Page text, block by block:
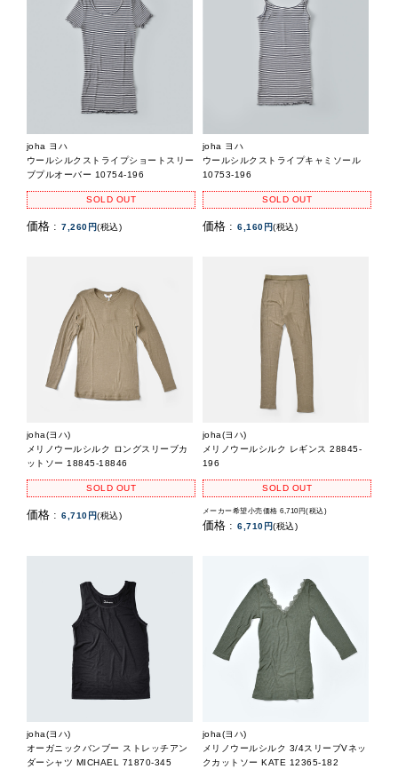
joha ヨハ
ウールシルクストライプショートスリー
ブプルオーバー 10754-196
SOLD OUT
価格 : 7,260円(税込)
joha ヨハ
ウールシルクストライプキャミソール
10753-196
SOLD OUT
価格 : 6,160円(税込)
joha(ヨハ)
メリノウールシルク ロングスリーブカ
ットソー 18845-18846
SOLD OUT
価格 : 6,710円(税込)
joha(ヨハ)
メリノウールシルク レギンス 28845-
196
SOLD OUT
メーカー希望小売価格 6,710円(税込)
価格 : 6,710円(税込)
joha(ヨハ)
オーガニックバンブー ストレッチアン
ダーシャツ MICHAEL 71870-345
joha(ヨハ)
メリノウールシルク 3/4スリーブVネッ
クカットソー KATE 12365-182